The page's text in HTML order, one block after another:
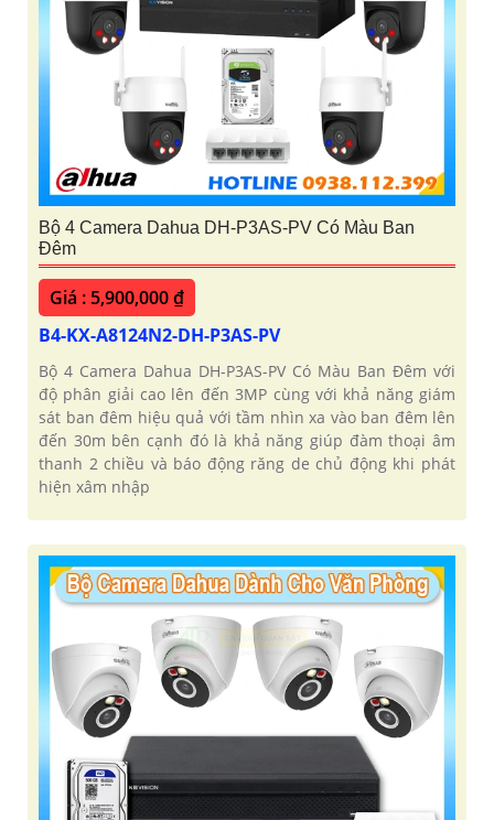
Bộ 4 Camera Dahua DH-P3AS-PV Có Màu Ban
Đêm
Giá : 5,900,000 ₫
B4-KX-A8124N2-DH-P3AS-PV
Bộ 4 Camera Dahua DH-P3AS-PV Có Màu Ban Đêm với
độ phân giải cao lên đến 3MP cùng với khả năng giám
sát ban đêm hiệu quả với tầm nhìn xa vào ban đêm lên
đến 30m bên cạnh đó là khả năng giúp đàm thoại âm
thanh 2 chiều và báo động răng de chủ động khi phát
hiện xâm nhập